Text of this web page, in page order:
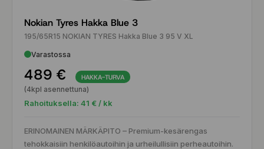
Nokian Tyres Hakka Blue 3
195/65R15 NOKIAN TYRES Hakka Blue 3 95 V XL
Varastossa
489 € HAKKA-TURVA
(4kpl asennettuna)
Rahoituksella: 41 € / kk
ERINOMAINEN MÄRKÄPITO – Premium-kesärengas
tehokkaisiin henkilöautoihin ja urheilullisiin perheautoihin.